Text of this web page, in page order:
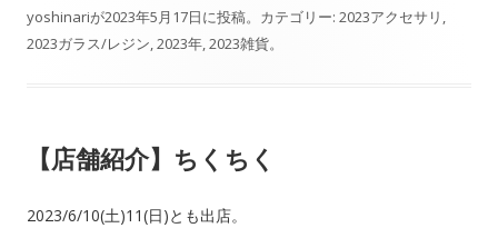
e e
b
k
yoshinariが2023年5月17日に投稿。カテゴリー: 2023アクセサリ ,
2023ガラス/レジン,2023年,2023雑貨。
【店舗紹介】ちくちく
2023/6/10(土)11(日)とも出店。